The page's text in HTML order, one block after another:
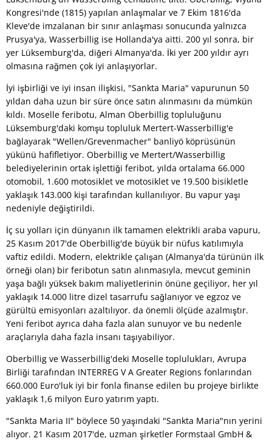
Kongresi'nde (1815) yapılan anlaşmalar ve 7 Ekim 1816'da
Kleve'de imzalanan bir sınır anlaşması sonucunda yalnızca
Prusya'ya, Wasserbillig ise Hollanda'ya aitti. 200 yıl sonra, bir
yer Lüksemburg'da, diğeri Almanya'da. İki yer 200 yıldır ayrı
olmasına rağmen çok iyi anlaşıyorlar.
İyi işbirliği ve iyi insan ilişkisi, "Sankta Maria" vapurunun 50
yıldan daha uzun bir süre önce satın alınmasını da mümkün
kıldı. Moselle feribotu, Alman Oberbillig topluluğunu
Lüksemburg'daki komşu topluluk Mertert-Wasserbillig'e
bağlayarak "Wellen/Grevenmacher" banliyö köprüsünün
yükünü hafifletiyor. Oberbillig ve Mertert/Wasserbillig
belediyelerinin ortak işlettiği feribot, yılda ortalama 66.000
otomobil, 1.600 motosiklet ve motosiklet ve 19.500 bisikletle
yaklaşık 143.000 kişi tarafından kullanılıyor. Bu vapur yaşı
nedeniyle değiştirildi.
İç su yolları için dünyanın ilk tamamen elektrikli araba vapuru,
25 Kasım 2017'de Oberbillig'de büyük bir nüfus katılımıyla
vaftiz edildi. Modern, elektrikle çalışan (Almanya'da türünün ilk
örneği olan) bir feribotun satın alınmasıyla, mevcut geminin
yaşa bağlı yüksek bakım maliyetlerinin önüne geçiliyor, her yıl
yaklaşık 14.000 litre dizel tasarrufu sağlanıyor ve egzoz ve
gürültü emisyonları azaltılıyor. da önemli ölçüde azalmıştır.
Yeni feribot ayrıca daha fazla alan sunuyor ve bu nedenle
araçlarıyla daha fazla insanı taşıyabiliyor.
Oberbillig ve Wasserbillig'deki Moselle toplulukları, Avrupa
Birliği tarafından INTERREG V A Greater Regions fonlarından
660.000 Euro'luk iyi bir fonla finanse edilen bu projeye birlikte
yaklaşık 1,6 milyon Euro yatırım yaptı.
"Sankta Maria II" böylece 50 yaşındaki "Sankta Maria"nın yerini
alıyor. 21 Kasım 2017'de, uzman şirketler Formstaal GmbH &